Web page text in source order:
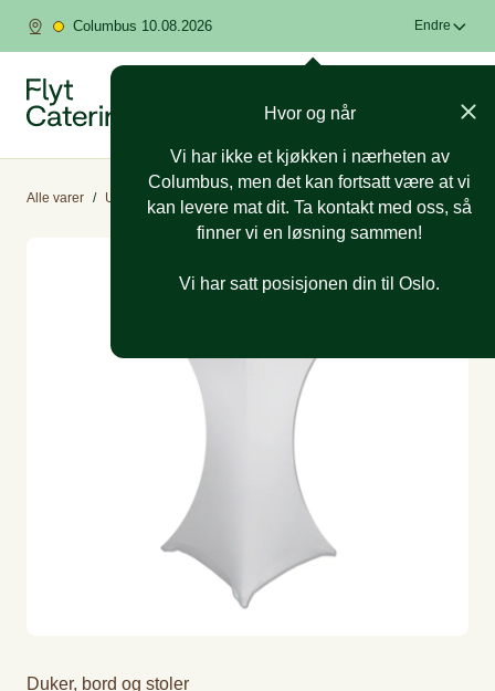
Columbus 10.08.2026 Endre
Hvor og når
Vi har ikke et kjøkken i nærheten av
Columbus, men det kan fortsatt være at vi
kan levere mat dit. Ta kontakt med oss, så
finner vi en løsning sammen!
Vi har satt posisjonen din til Oslo.
Alle varer / Utleieutstyr / Duker, bord og stoler
Duker, bord og stoler